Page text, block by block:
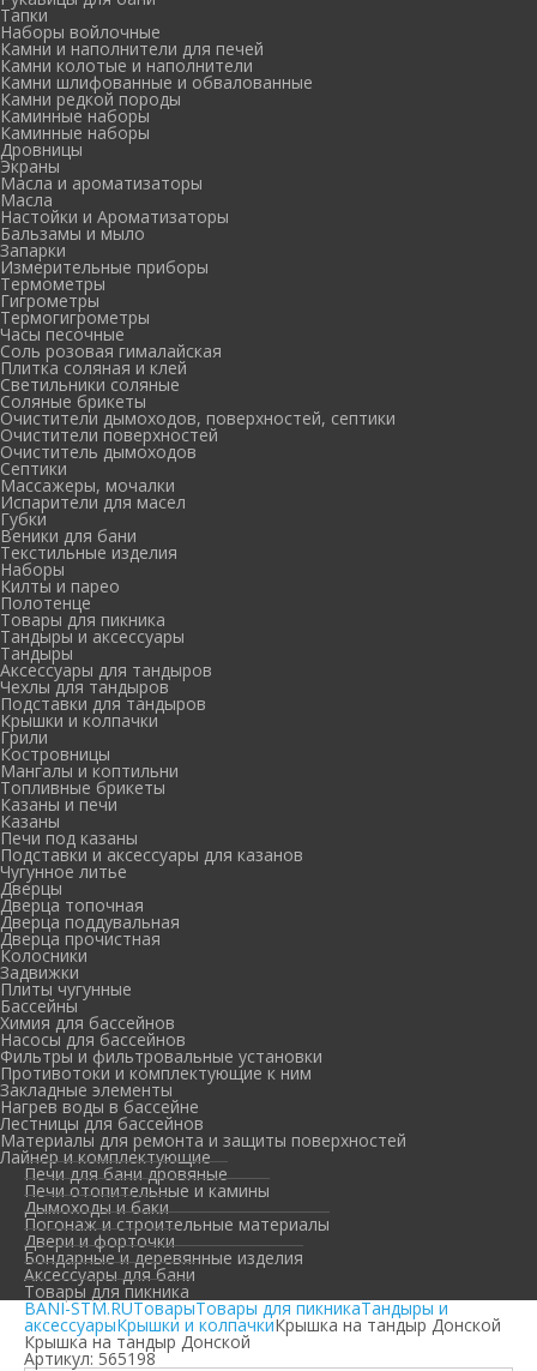
Тапки
Наборы войлочные
Камни и наполнители для печей
Камни колотые и наполнители
Камни шлифованные и обвалованные
Камни редкой породы
Каминные наборы
Каминные наборы
Дровницы
Экраны
Масла и ароматизаторы
Масла
Настойки и Ароматизаторы
Бальзамы и мыло
Запарки
Измерительные приборы
Термометры
Гигрометры
Термогигрометры
Часы песочные
Соль розовая гималайская
Плитка соляная и клей
Светильники соляные
Соляные брикеты
Очистители дымоходов, поверхностей, септики
Очистители поверхностей
Очиститель дымоходов
Септики
Массажеры, мочалки
Испарители для масел
Губки
Веники для бани
Текстильные изделия
Наборы
Килты и парео
Полотенце
Товары для пикника
Тандыры и аксессуары
Тандыры
Аксессуары для тандыров
Чехлы для тандыров
Подставки для тандыров
Крышки и колпачки
Грили
Костровницы
Мангалы и коптильни
Топливные брикеты
Казаны и печи
Казаны
Печи под казаны
Подставки и аксессуары для казанов
Чугунное литье
Дверцы
Дверца топочная
Дверца поддувальная
Дверца прочистная
Колосники
Задвижки
Плиты чугунные
Бассейны
Химия для бассейнов
Насосы для бассейнов
Фильтры и фильтровальные установки
Противотоки и комплектующие к ним
Закладные элементы
Нагрев воды в бассейне
Лестницы для бассейнов
Материалы для ремонта и защиты поверхностей
Лайнер и комплектующие
Печи для бани дровяные
Печи отопительные и камины
Дымоходы и баки
Погонаж и строительные материалы
Двери и форточки
Бондарные и деревянные изделия
Аксессуары для бани
Товары для пикника
BANI-STM.RUТоварыТовары для пикникаТандыры и
аксессуарыКрышки и колпачкиКрышка на тандыр Донской
Крышка на тандыр Донской
Артикул: 565198